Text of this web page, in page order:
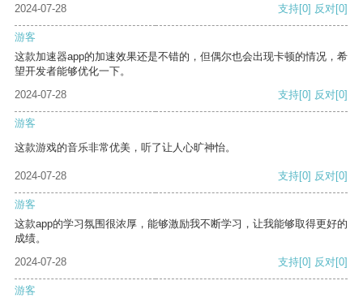
2024-07-28 支持[0] 反对[0]
游客
这款加速器app的加速效果还是不错的，但偶尔也会出现卡顿的情况，希
望开发者能够优化一下。
2024-07-28
支持[0] 反对[0]
游客
这款游戏的音乐非常优美，听了让人心旷神怡。
2024-07-28 支持[0] 反对[0]
游客
这款app的学习氛围很浓厚，能够激励我不断学习，让我能够取得更好的
成绩。
2024-07-28
支持[0] 反对[0]
游客